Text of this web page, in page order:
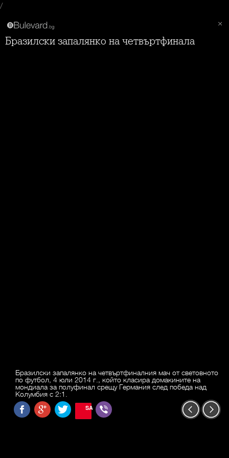
/
Бразилски запалянко на четвъртфинала
Бразилски запалянко на четвъртфиналния мач от световното
по футбол, 4 юли 2014 г., който класира домакините на
мондиала за полуфинал срещу Германия след победа над
Колумбия с 2:1.
SAVE